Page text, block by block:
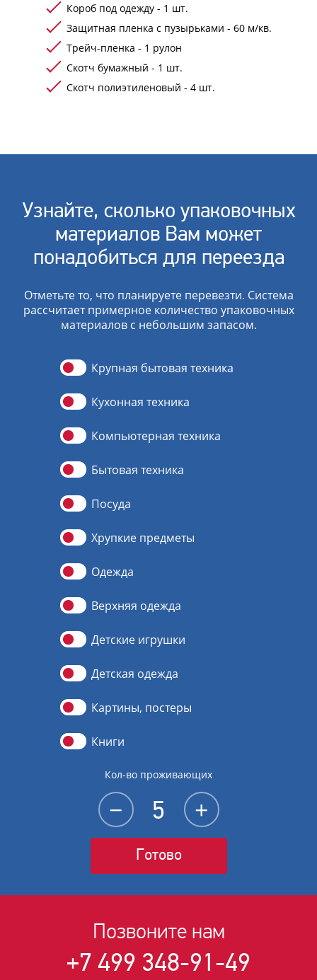
Короб под одежду - 1 шт.
Защитная пленка с пузырьками - 60 м/кв.
Трейч-пленка - 1 рулон
Скотч бумажный - 1 шт.
Скотч полиэтиленовый - 4 шт.
Узнайте, сколько упаковочных
материалов Вам может
понадобиться для переезда
Отметьте то, что планируете перевезти. Система
рассчитает примерное количество упаковочных
материалов с небольшим запасом.
Крупная бытовая техника
Кухонная техника
Компьютерная техника
Бытовая техника
Посуда
Хрупкие предметы
Одежда
Верхняя одежда
Детские игрушки
Детская одежда
Картины, постеры
Книги
Кол-во проживающих
− +
Готово
Позвоните нам
+7 499 348-91-49